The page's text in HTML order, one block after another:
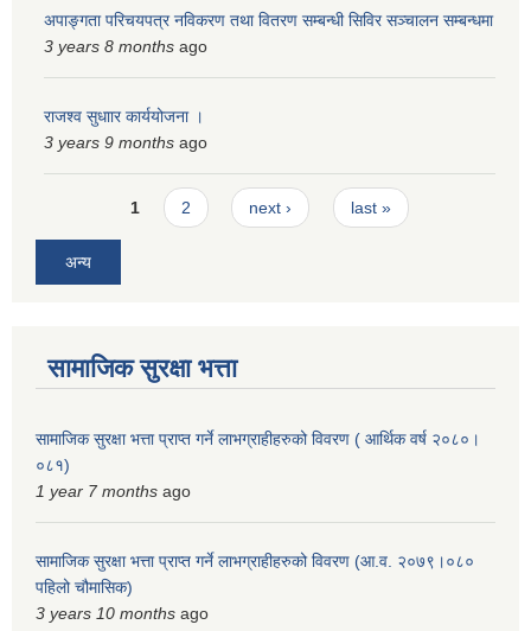
अपाङ्गता परिचयपत्र नविकरण तथा वितरण सम्बन्धी सिविर सञ्चालन सम्बन्धमा
3 years 8 months ago
राजश्व सुधाार कार्ययोजना ।
3 years 9 months ago
Pages1 2 next › last »
अन्य
सामाजिक सुरक्षा भत्ता
सामाजिक सुरक्षा भत्ता प्राप्त गर्ने लाभग्राहीहरुको विवरण ( आर्थिक वर्ष २०८०।
०८१)
1 year 7 months ago
सामाजिक सुरक्षा भत्ता प्राप्त गर्ने लाभग्राहीहरुको विवरण (आ.व. २०७९।०८०
पहिलो चौमासिक)
3 years 10 months ago